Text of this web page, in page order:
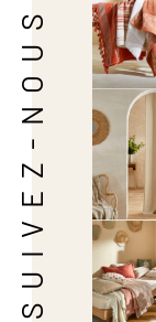
SUIVEZ-NOUS